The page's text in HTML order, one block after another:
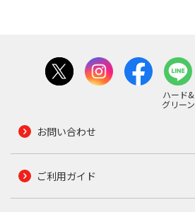
ハード&
グリーン
お問い合わせ
ご利用ガイド